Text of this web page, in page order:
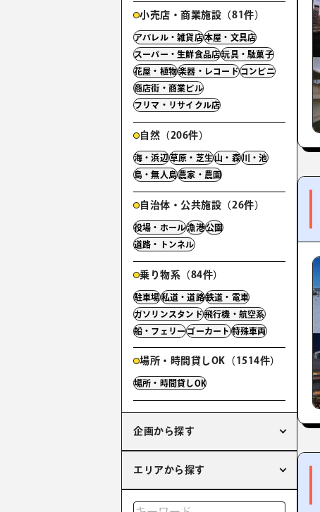
小売店・商業施設（81件）
アパレル・雑貨店本屋・文具店
スーパー・生鮮食品店玩具・駄菓子
花屋・植物楽器・レコードコンビニ
商店街・商業ビル
フリマ・リサイクル店
自然（206件）
海・浜辺草原・芝生山・森川・池
島・無人島農家・農園
自治体・公共施設（26件）
役場・ホール漁港公園
道路・トンネル
乗り物系（84件）
駐車場私道・道路鉄道・電車
ガソリンスタンド飛行機・航空系
船・フェリーゴーカート特殊車両
場所・時間貸しOK（1514件）
場所・時間貸しOK
企画から探す
エリアから探す